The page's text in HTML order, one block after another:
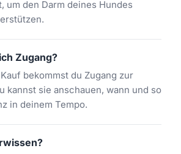
um den Darm deines Hundes
Zugang?
bekommst du Zugang zur
kannst sie anschauen, wann und so
in deinem Tempo.